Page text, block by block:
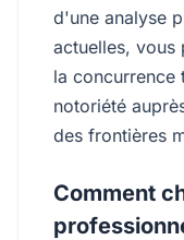
d'une analyse
actuelles, vous
la concurrence
notoriété
des frontières
Comment